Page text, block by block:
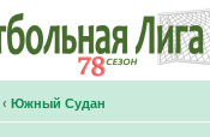
‹ Южный Судан